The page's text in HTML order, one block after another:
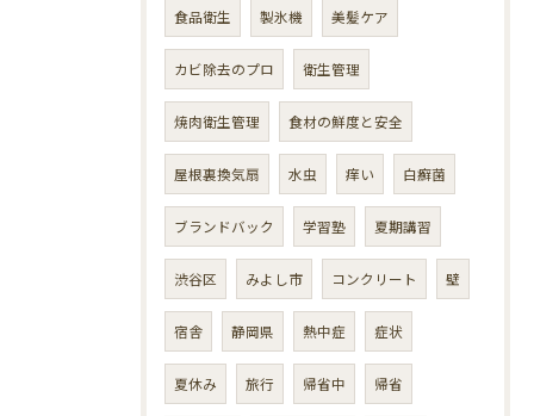
食品衛生 製氷機 美髪ケア
カビ除去のプロ 衛生管理
焼肉衛生管理 食材の鮮度と安全
屋根裏換気扇 水虫 痒い 白癬菌
ブランドバック 学習塾 夏期講習
渋谷区 みよし市 コンクリート 壁
宿舎 静岡県 熱中症 症状
夏休み 旅行 帰省中 帰省